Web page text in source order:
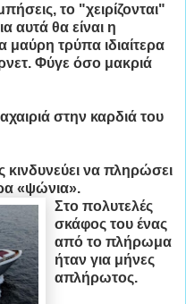
το "χειρίζονται"
αυτά θα είναι η
μαύρη τρύπα ιδιαίτερα
Φύγε όσο μακριά
στην καρδιά του
κινδυνεύει να πληρώσει
«ψώνια».
Στο πολυτελές
σκάφος του ένας
από το πλήρωμα
ήταν για μήνες
απλήρωτος.